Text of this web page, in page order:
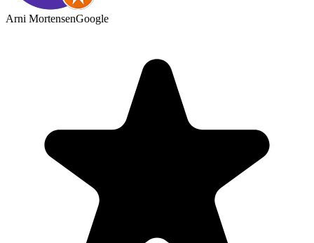
Arni MortensenGoogle